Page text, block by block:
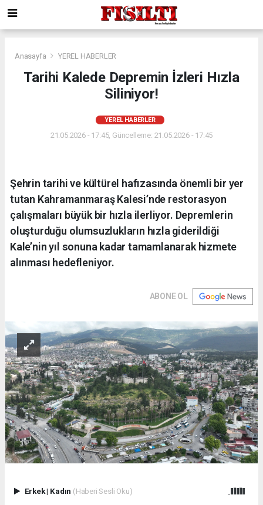
Anasayfa YEREL HABERLER
Tarihi Kalede Depremin İzleri Hızla
Siliniyor!
YEREL HABERLER
21.05.2026 - 17:45, Güncelleme: 21.05.2026 - 17:45
Şehrin tarihi ve kültürel hafızasında önemli bir yer
tutan Kahramanmaraş Kalesi’nde restorasyon
çalışmaları büyük bir hızla ilerliyor. Depremlerin
oluşturduğu olumsuzlukların hızla giderildiği
Kale’nin yıl sonuna kadar tamamlanarak hizmete
alınması hedefleniyor.
ABONE OL
Erkek| Kadın (Haberi Sesli Oku)